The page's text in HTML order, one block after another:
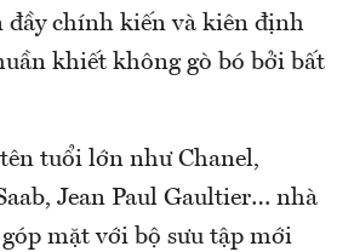
đầy chính kiến và kiên định
khiết không gò bó bởi bất
tuổi lớn như Chanel,
Jean Paul Gaultier… nhà
mặt với bộ sưu tập mới